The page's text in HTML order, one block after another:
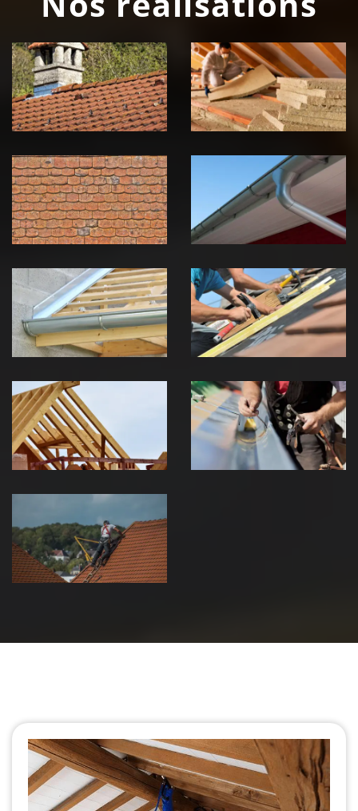
Couvreur
zingueur 39
Jura
Isolation de
toiture 39
Jura
démoussage de
toiture 39
Jura
pose de
gouttière 39
Jura
Pose de
Chéneau 39
Jura
Réparation de
toiture 39
Jura
Traitement de
charpente 39
Jura
Travaux de
zinguerie 39
Jura
Urgence fuite
de toiture 39
Jura